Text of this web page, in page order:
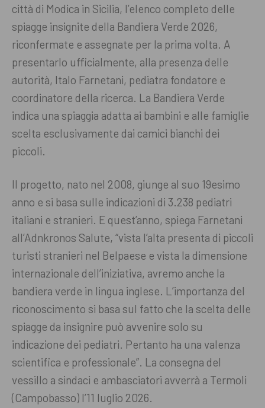
città di Modica in Sicilia, l’elenco completo delle
spiagge insignite della Bandiera Verde 2026,
riconfermate e assegnate per la prima volta. A
presentarlo ufficialmente, alla presenza delle
autorità, Italo Farnetani, pediatra fondatore e
coordinatore della ricerca. La Bandiera Verde
indica una spiaggia adatta ai bambini e alle famiglie
scelta esclusivamente dai camici bianchi dei
piccoli.
Il progetto, nato nel 2008, giunge al suo 19esimo
anno e si basa sulle indicazioni di 3.238 pediatri
italiani e stranieri. E quest’anno, spiega Farnetani
all’Adnkronos Salute, “vista l’alta presenta di piccoli
turisti stranieri nel Belpaese e vista la dimensione
internazionale dell’iniziativa, avremo anche la
bandiera verde in lingua inglese. L’importanza del
riconoscimento si basa sul fatto che la scelta delle
spiagge da insignire può avvenire solo su
indicazione dei pediatri. Pertanto ha una valenza
scientifica e professionale”. La consegna del
vessillo a sindaci e ambasciatori avverrà a Termoli
(Campobasso) l’11 luglio 2026.